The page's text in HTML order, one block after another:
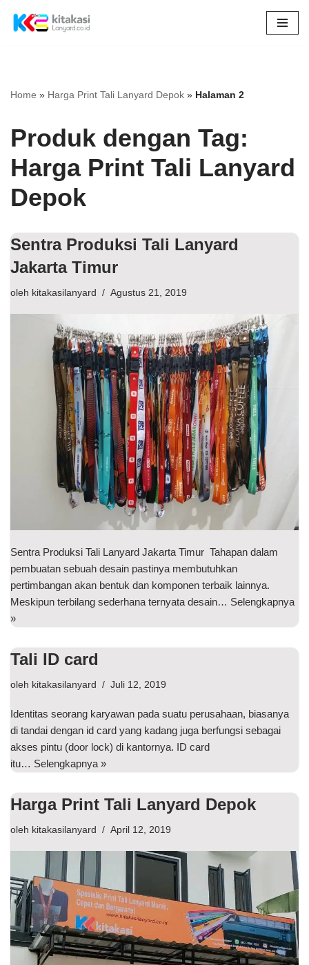
Home » Harga Print Tali Lanyard Depok » Halaman 2
Produk dengan Tag:
Harga Print Tali Lanyard
Depok
Sentra Produksi Tali Lanyard
Jakarta Timur
oleh kitakasilanyard Agustus 21, 2019
Sentra Produksi Tali Lanyard Jakarta Timur Tahapan dalam
pembuatan sebuah desain pastinya membutuhkan
pertimbangan akan bentuk dan komponen terbaik lainnya.
Meskipun terbilang sederhana ternyata desain… Selengkapnya
»
Tali ID card
oleh kitakasilanyard Juli 12, 2019
Identitas seorang karyawan pada suatu perusahaan, biasanya
di tandai dengan id card yang kadang juga berfungsi sebagai
akses pintu (door lock) di kantornya. ID card
itu… Selengkapnya »
Harga Print Tali Lanyard Depok
oleh kitakasilanyard April 12, 2019